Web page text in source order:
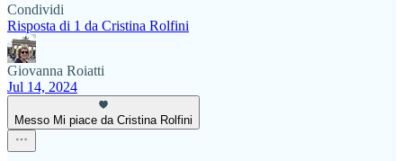
Condividi
Risposta di 1 da Cristina Rolfini
Giovanna Roiatti
Jul 14, 2024
Messo Mi piace da Cristina Rolfini